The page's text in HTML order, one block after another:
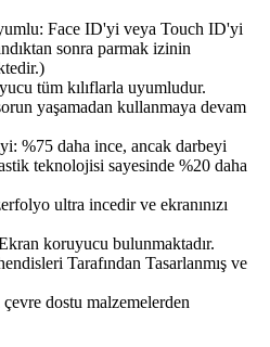
Face ID'yi veya Touch ID'yi
sonra parmak izinin
tüm kılıflarla uyumludur.
yaşamadan kullanmaya devam
%75 daha ince, ancak darbeyi
teknolojisi sayesinde %20 daha
ultra incedir ve ekranınızı
koruyucu bulunmaktadır.
Tarafından Tasarlanmış ve
dostu malzemelerden